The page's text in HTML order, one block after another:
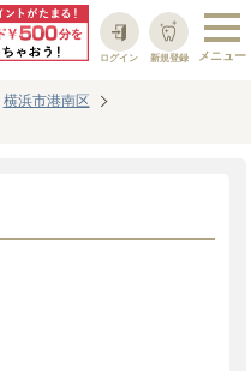
新規登録
ログイン
横浜市港南区